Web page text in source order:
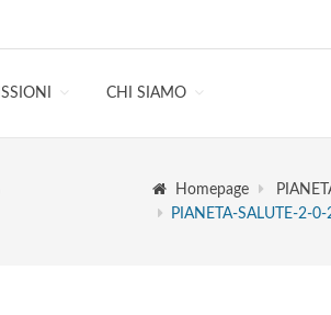
CHI SIAMO
Homepage
PIANETA-SALUTE-2-